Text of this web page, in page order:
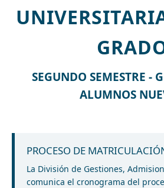
SEGUNDO SEMESTRE -
ALUMNOS
PROCESO DE
La División de Gestiones,
comunica el cronograma del